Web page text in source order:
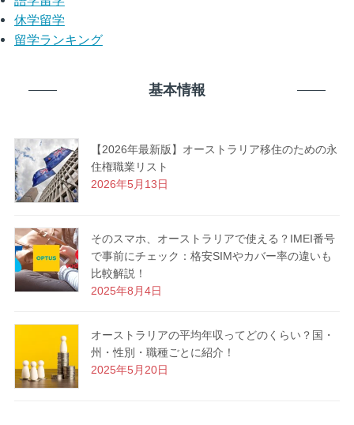
休学留学
留学ランキング
基本情報
【2026年最新版】オーストラリア移住のための永
住権職業リスト
2026年5月13日
そのスマホ、オーストラリアで使える？IMEI番号
で事前にチェック：格安SIMやカバー率の違いも
比較解説！
2025年8月4日
オーストラリアの平均年収ってどのくらい？国・
州・性別・職種ごとに紹介！
2025年5月20日